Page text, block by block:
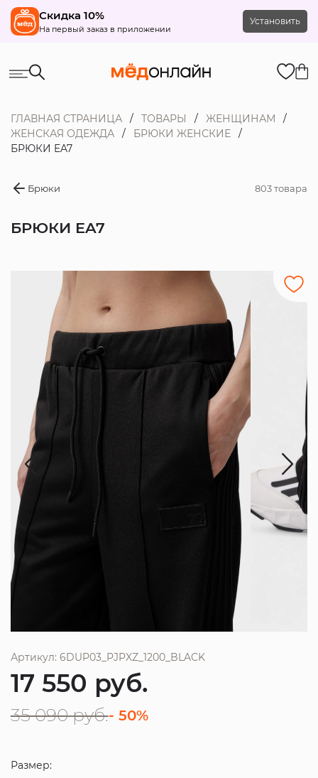
Скидка 10%
На первый заказ в приложении
Установить
ГЛАВНАЯ СТРАНИЦА ТОВАРЫ
ЖЕНЩИНАМ
ЖЕНСКАЯ ОДЕЖДА
БРЮКИ ЖЕНСКИЕ
БРЮКИ EA7
Брюки 803 товара
БРЮКИ EA7
Артикул: 6DUP03_PJPXZ_1200_BLACK
17 550 руб.
35 090 руб.- 50%
Размер: